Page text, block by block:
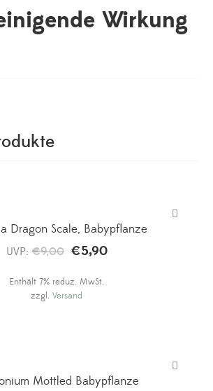
Wirkung
Dragon Scale, Babypflanze
UVP: €9,00 Ursprünglicher
war:
€5,90Aktueller
Enthält 7% reduz. MwSt.
zzgl. Versand
Mottled Babypflanze